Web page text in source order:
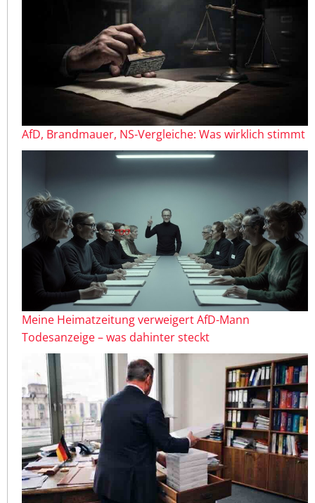
AfD, Brandmauer, NS-Vergleiche: Was wirklich stimmt
Meine Heimatzeitung verweigert AfD-Mann
Todesanzeige – was dahinter steckt